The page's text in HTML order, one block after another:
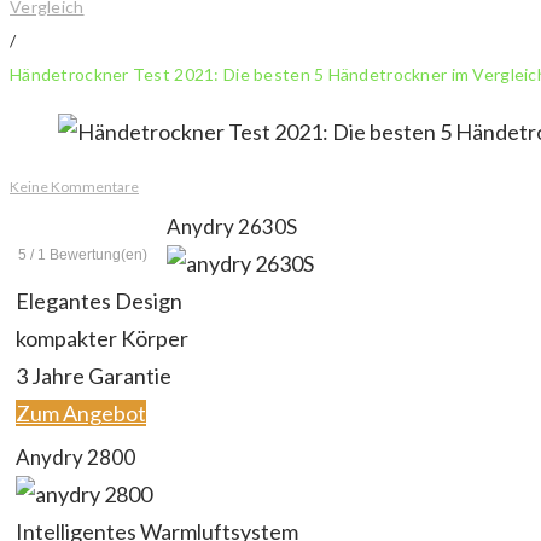
Vergleich
/
Händetrockner Test 2021: Die besten 5 Händetrockner im
Keine Kommentare
5 / 1 Bewertung(en)
Anydry 2630S
Elegantes Design
kompakter Körper
3 Jahre Garantie
Zum Angebot
Anydry 2800
Intelligentes Warmluftsystem